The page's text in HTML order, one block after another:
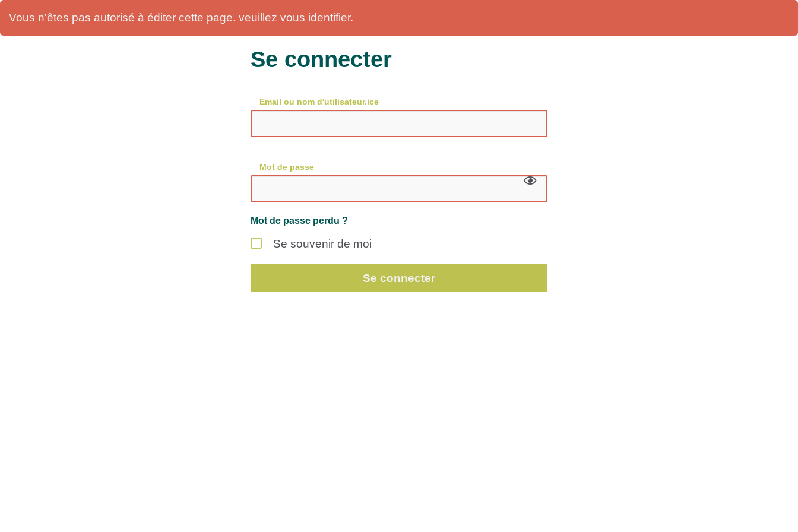
Vous n'êtes pas autorisé à éditer cette page. veuillez vous identifier.
Se connecter
Email ou nom d'utilisateur.ice
Mot de passe
Mot de passe perdu ?
Se souvenir de moi
Se connecter